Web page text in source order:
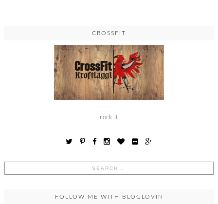
CROSSFIT
rock it
FOLLOW ME WITH BLOGLOVIN